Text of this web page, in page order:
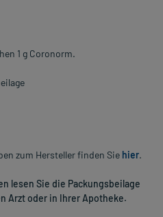
1 g Coronorm.
zum Hersteller finden Sie hier.
lesen Sie die Packungsbeilage
Arzt oder in Ihrer Apotheke.